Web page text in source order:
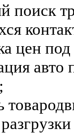
поиск
цен
авто